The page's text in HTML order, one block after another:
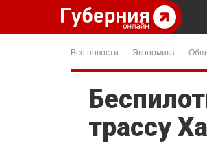
Все новости Экономика
трассу